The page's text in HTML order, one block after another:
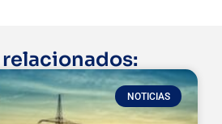
relacionados:
NOTICIAS